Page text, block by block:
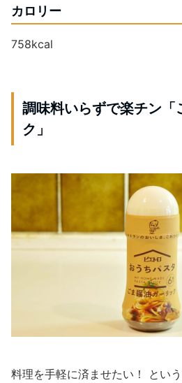
カロリー
758kcal
調味料いらずで楽チン「
ク」
料理を手軽に済ませたい！ とい